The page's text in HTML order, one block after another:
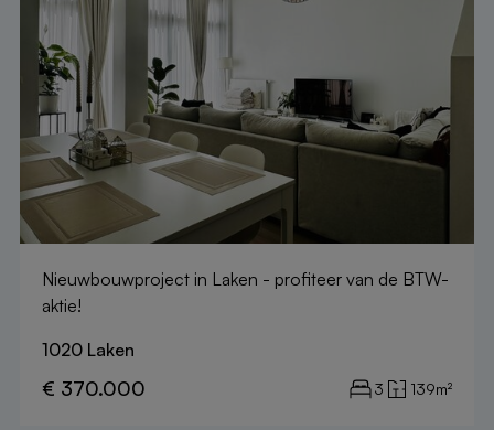
Nieuwbouwproject in Laken - profiteer van de BTW-
aktie!
1020 Laken
€ 370.000 3 139m²